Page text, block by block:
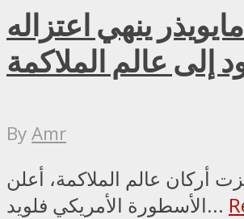
ينهي اعتزاله
إلى عالم الملاكمة
ByAmr
أركان عالم الملاكمة، أعلن
الأسطورة الأمريكي فلويد...